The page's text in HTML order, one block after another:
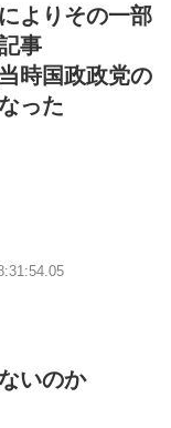
よりその一部
事
時国政政党の
った
いのか